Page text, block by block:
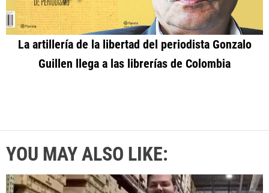
La artillería de la libertad del periodista Gonzalo
Guillen llega a las librerías de Colombia
YOU MAY ALSO LIKE: